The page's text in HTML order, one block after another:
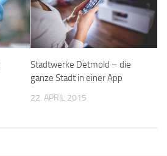
Stadtwerke Detmold – die
ganze Stadt in einer App
22. APRIL 2015